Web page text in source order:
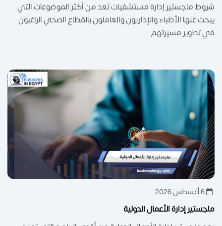
شروط ماجستير إدارة مستشفيات تعد من أكثر الموضوعات التي
يبحث عنها الأطباء والإداريون والعاملون بالقطاع الصحي الراغبون
في تطوير مسيرتهم
6 أغسطس 2026
ماجستير إدارة الأعمال الدولية